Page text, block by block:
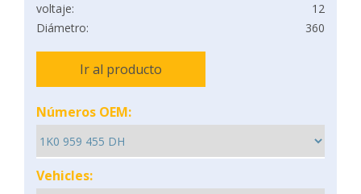
voltaje:
12
Diámetro:
360
Ir al producto
Números OEM:
Vehicles: